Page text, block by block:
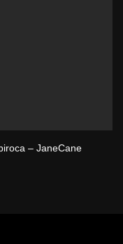
– JaneCane